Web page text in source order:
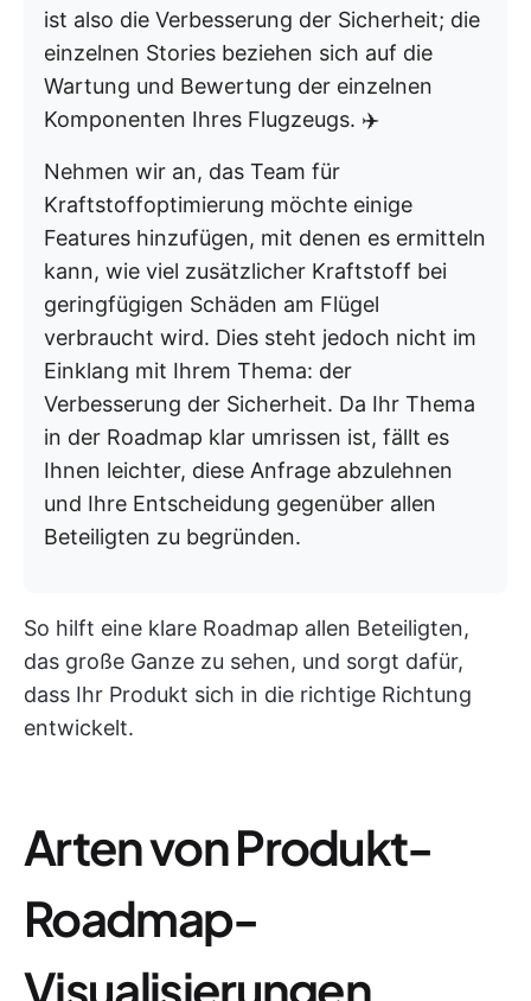
ist also die Verbesserung der Sicherheit; die
einzelnen Stories beziehen sich auf die
Wartung und Bewertung der einzelnen
Komponenten Ihres Flugzeugs. ✈️
Nehmen wir an, das Team für
Kraftstoffoptimierung möchte einige
Features hinzufügen, mit denen es ermitteln
kann, wie viel zusätzlicher Kraftstoff bei
geringfügigen Schäden am Flügel
verbraucht wird. Dies steht jedoch nicht im
Einklang mit Ihrem Thema: der
Verbesserung der Sicherheit. Da Ihr Thema
in der Roadmap klar umrissen ist, fällt es
Ihnen leichter, diese Anfrage abzulehnen
und Ihre Entscheidung gegenüber allen
Beteiligten zu begründen.
So hilft eine klare Roadmap allen Beteiligten,
das große Ganze zu sehen, und sorgt dafür,
dass Ihr Produkt sich in die richtige Richtung
entwickelt.
Arten von Produkt-
Roadmap-
Visualisierungen